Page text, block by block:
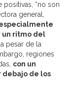
positivas, “no son
general,
un ritmo del
pesar de la
regiones
con un
debajo de los